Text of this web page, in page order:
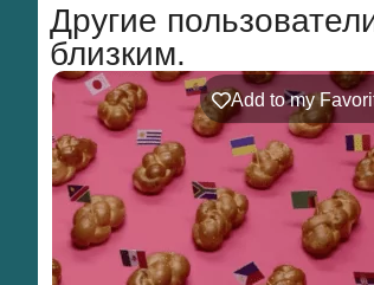
Другие
близким.
Add to my